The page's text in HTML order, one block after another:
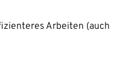
Arbeiten (auch